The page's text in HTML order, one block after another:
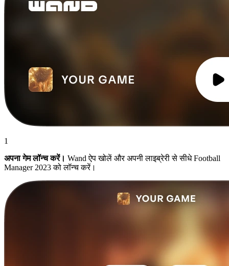
1
अपना गेम लॉन्च करें। Wand ऐप खोलें और अपनी लाइब्रेरी से सीधे Football
Manager 2023 को लॉन्च करें।